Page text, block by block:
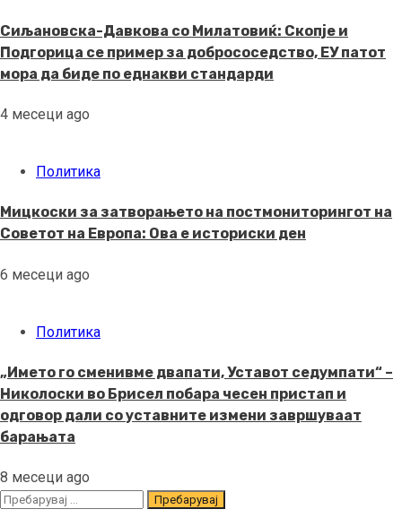
Сиљановска-Давкова со Милатовиќ: Скопје и
Подгорица се пример за добрососедство, ЕУ патот
мора да биде по еднакви стандарди
4 месеци ago
Политика
Мицкоски за затворањето на постмониторингот на
Советот на Европа: Ова е историски ден
6 месеци ago
Политика
„Името го сменивме двапати, Уставот седумпати“ –
Николоски во Брисел побара чесен пристап и
одговор дали со уставните измени завршуваат
барањата
8 месеци ago
Пребарувај